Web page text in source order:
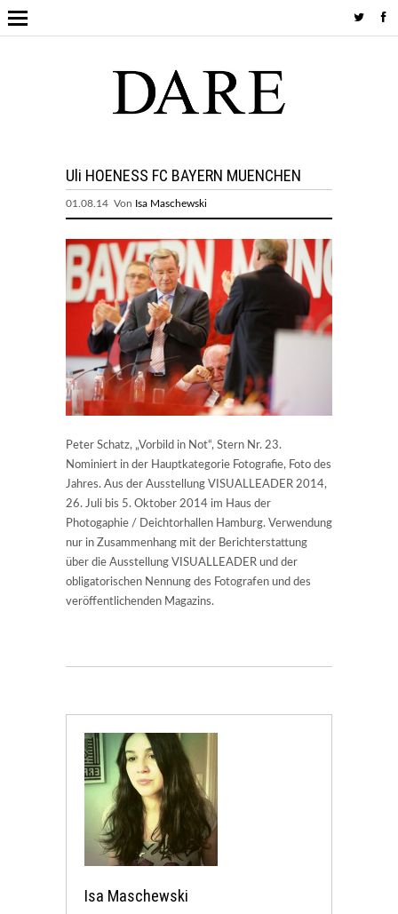
Uli HOENESS FC BAYERN MUENCHEN
01.08.14 Von Isa Maschewski
Peter Schatz, „Vorbild in Not“, Stern Nr. 23.
Nominiert in der Hauptkategorie Fotografie, Foto des
Jahres. Aus der Ausstellung VISUALLEADER 2014,
26. Juli bis 5. Oktober 2014 im Haus der
Photogaphie / Deichtorhallen Hamburg. Verwendung
nur in Zusammenhang mit der Berichterstattung
über die Ausstellung VISUALLEADER und der
obligatorischen Nennung des Fotografen und des
veröffentlichenden Magazins.
Isa Maschewski